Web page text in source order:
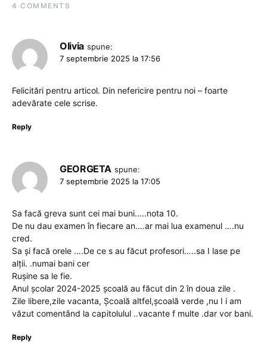
4 COMMENTS
Olivia spune:
7 septembrie 2025 la 17:56
Felicitări pentru articol. Din nefericire pentru noi – foarte
adevărate cele scrise.
Reply
GEORGETA spune:
7 septembrie 2025 la 17:05
Sa facă greva sunt cei mai buni…..nota 10.
De nu dau examen în fiecare an….ar mai lua examenul ….nu
cred.
Sa și facă orele ….De ce s au făcut profesori…..sa I lase pe
alții. .numai bani cer
Rușine sa le fie.
Anul școlar 2024-2025 școală au făcut din 2 în doua zile .
Zile libere,zile vacanta, Școală altfel,școală verde ,nu I i am
văzut comentând la capitolulul ..vacante f multe .dar vor bani.
Reply